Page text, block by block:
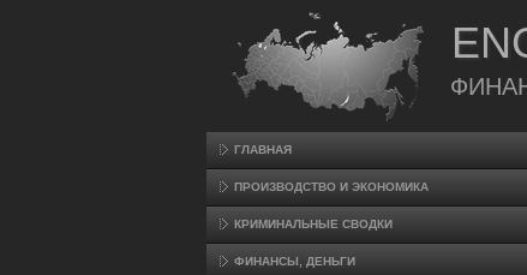
ГЛАВНАЯ
ПРОИЗВΟДСТВО И ЭКОНОМИКА
КРИМИНАЛЬНЫЕ СВОДКИ
ФИНАНСЫ, ДЕНЬГИ